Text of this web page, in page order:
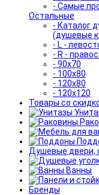
- Самые
Остальные
- Каталог
(душевые
- L -
- R -
- 90x70
- 100x80
- 120x80
- 120x120
Товары со
Душевые двери,
Ванны
Бренды